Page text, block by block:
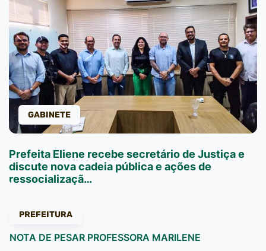
GABINETE
Prefeita Eliene recebe secretário de Justiça e
discute nova cadeia pública e ações de
ressocializaçã…
PREFEITURA
NOTA DE PESAR PROFESSORA MARILENE